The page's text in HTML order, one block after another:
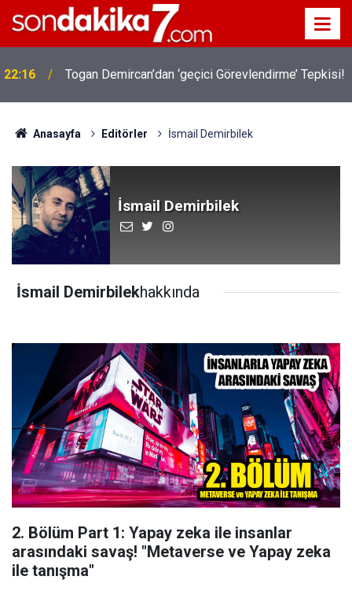
22:16 Togan Demircan’dan ‘geçici Görevlendirme’ Tepkisi!
Anasayfa Editörler İsmail Demirbilek
İsmail Demirbilek
İsmail Demirbilekhakkında
2. Bölüm Part 1: Yapay zeka ile insanlar
arasındaki savaş! "Metaverse ve Yapay zeka
ile tanışma"